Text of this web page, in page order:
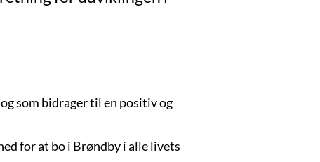
som bidrager til en positiv og
for at bo i Brøndby i alle livets